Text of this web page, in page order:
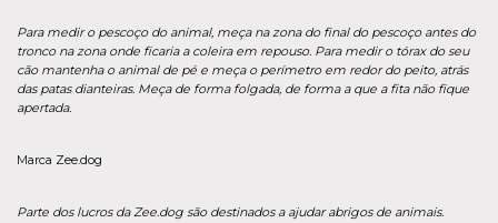
Para medir o pescoço do animal, meça na zona do final do pescoço antes do
tronco na zona onde ficaria a coleira em repouso. Para medir o tórax do seu
cão mantenha o animal de pé e meça o perímetro em redor do peito, atrás
das patas dianteiras. Meça de forma folgada, de forma a que a fita não fique
apertada.
Marca Zee.dog
Parte dos lucros da Zee.dog são destinados a ajudar abrigos de animais.